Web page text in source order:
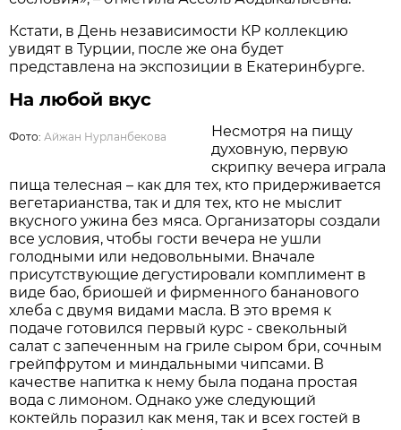
Кстати, в День независимости КР коллекцию
увидят в Турции, после же она будет
представлена на экспозиции в Екатеринбурге.
На любой вкус
Фото:Айжан Нурланбекова
Несмотря на пищу
духовную, первую
скрипку вечера играла
пища телесная – как для тех, кто придерживается
вегетарианства, так и для тех, кто не мыслит
вкусного ужина без мяса. Организаторы создали
все условия, чтобы гости вечера не ушли
голодными или недовольными. Вначале
присутствующие дегустировали комплимент в
виде бао, бриошей и фирменного бананового
хлеба с двумя видами масла. В это время к
подаче готовился первый курс - свекольный
салат с запеченным на гриле сыром бри, сочным
грейпфрутом и миндальными чипсами. В
качестве напитка к нему была подана простая
вода с лимоном. Однако уже следующий
коктейль поразил как меня, так и всех гостей в